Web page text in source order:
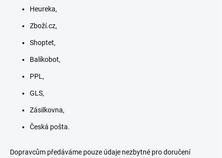
Heureka,
Zboží.cz,
Shoptet,
Balíkobot,
PPL,
GLS,
Zásilkovna,
Česká pošta.
Dopravcům předáváme pouze údaje nezbytné pro doručení